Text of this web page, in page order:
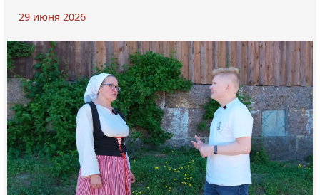
29 июня 2026